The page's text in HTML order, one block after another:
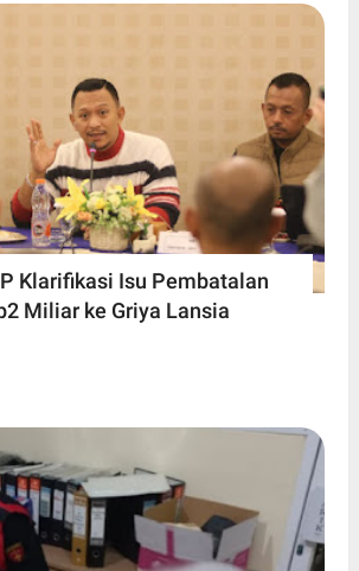
Klarifikasi Isu Pembatalan
Miliar ke Griya Lansia